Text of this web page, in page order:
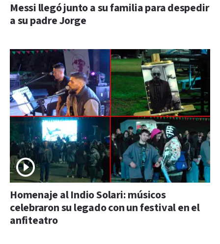
Messi llegó junto a su familia para despedir
a su padre Jorge
Homenaje al Indio Solari: músicos
celebraron su legado con un festival en el
anfiteatro